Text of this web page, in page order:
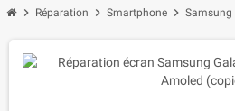
chevron_right Réparation chevron_right Smartphone chevron_right Samsung